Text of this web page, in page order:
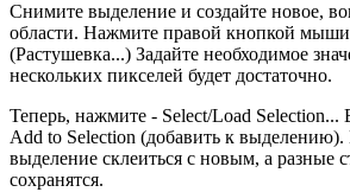
Снимите выделение и создайте новое,
области. Нажмите правой кнопкой мыши
(Растушевка...) Задайте необходимое
нескольких пикселей будет достаточно.
Теперь, нажмите - Select/Load Selection...
Add to Selection (добавить к
выделение склеиться с новым, а разные
сохранятся.